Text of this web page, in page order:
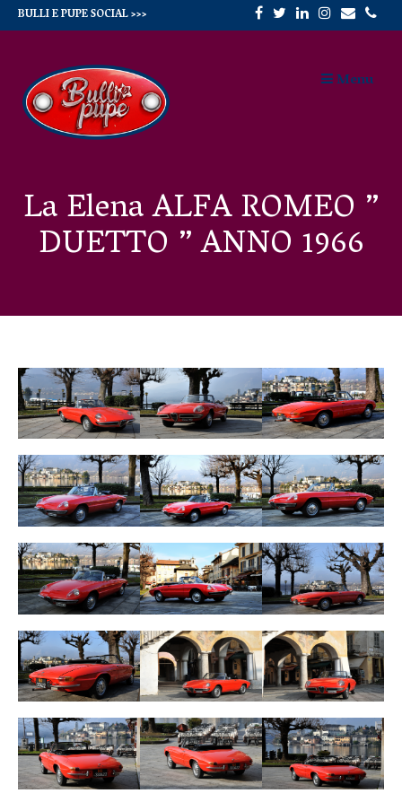
Skip
content
BULLI E PUPE SOCIAL >>>
Menu
La Elena ALFA ROMEO ”
DUETTO ” ANNO 1966